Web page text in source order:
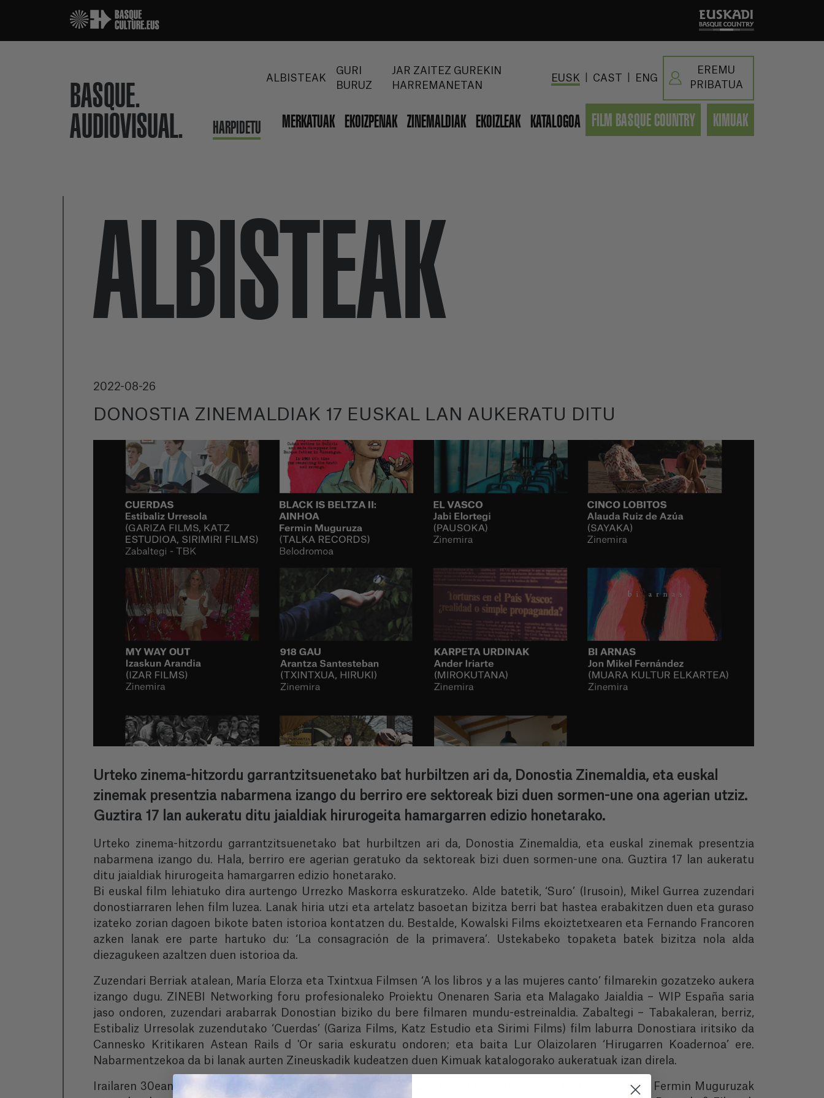
BASQUE.
AUDIOVISUAL.
HARPIDETU
ALBISTEAK
GURI
BURUZ
JAR ZAITEZ GUREKIN
HARREMANETAN
EUSK CAST ENG
EREMU
PRIBATUA
MERKATUAK EKOIZPENAK ZINEMALDIAK EKOIZLEAK KATALOGOA FILM BASQUE COUNTRY KIMUAK
ALBISTEAK
2022-08-26
DONOSTIA ZINEMALDIAK 17 EUSKAL LAN AUKERATU DITU
Urteko zinema-hitzordu garrantzitsuenetako bat hurbiltzen ari da, Donostia Zinemaldia, eta euskal
zinemak presentzia nabarmena izango du berriro ere sektoreak bizi duen sormen-une ona agerian utziz.
Guztira 17 lan aukeratu ditu jaialdiak hirurogeita hamargarren edizio honetarako.
Urteko zinema-hitzordu garrantzitsuenetako bat hurbiltzen ari da, Donostia Zinemaldia, eta euskal zinemak presentzia
nabarmena izango du. Hala, berriro ere agerian geratuko da sektoreak bizi duen sormen-une ona. Guztira 17 lan aukeratu
ditu jaialdiak hirurogeita hamargarren edizio honetarako.
Bi euskal film lehiatuko dira aurtengo Urrezko Maskorra eskuratzeko. Alde batetik, ‘Suro’ (Irusoin), Mikel Gurrea zuzendari
donostiarraren lehen film luzea. Lanak hiria utzi eta artelatz basoetan bizitza berri bat hastea erabakitzen duen eta guraso
izateko zorian dagoen bikote baten istorioa kontatzen du. Bestalde, Kowalski Films ekoiztetxearen eta Fernando Francoren
azken lanak ere parte hartuko du: ‘La consagración de la primavera’. Ustekabeko topaketa batek bizitza nola alda
diezagukeen azaltzen duen istorioa da.
Zuzendari Berriak atalean, María Elorza eta Txintxua Filmsen ‘A los libros y a las mujeres canto’ filmarekin gozatzeko aukera
izango dugu. ZINEBI Networking foru profesionaleko Proiektu Onenaren Saria eta Malagako Jaialdia – WIP España saria
jaso ondoren, zuzendari arabarrak Donostian biziko du bere filmaren mundu-estreinaldia. Zabaltegi – Tabakaleran, berriz,
Estibaliz Urresolak zuzendutako ‘Cuerdas’ (Gariza Films, Katz Estudio eta Sirimi Films) film laburra Donostiara iritsiko da
Cannesko Kritikaren Astean Rails d 'Or saria eskuratu ondoren; eta baita Lur Olaizolaren ‘Hirugarren Koadernoa’ ere.
Nabarmentzekoa da bi lanak aurten Zineuskadik kudeatzen duen Kimuak katalogorako aukeratuak izan direla.
Irailaren 30ean zinema-aretoetan proiektatu aurretik, Anoetako Belodromoan ‘Black is beltza II: Ainhoa' Fermin Muguruzak